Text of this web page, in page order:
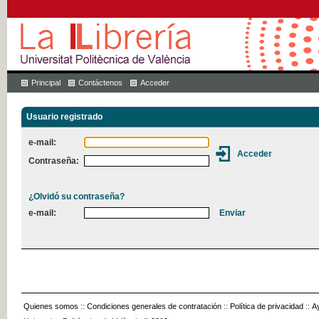
Principal Contáctenos Acceder
Usuario registrado
e-mail:
Contraseña:
¿Olvidó su contraseña?
e-mail:
Quienes somos :: Condiciones generales de contratación :: Política de privacidad ::